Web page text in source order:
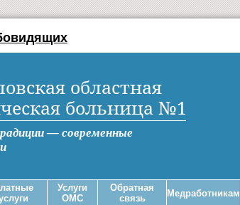
областная
больница №1
— современные
Услуги
ОМС
Обратная
связь
Медработникам